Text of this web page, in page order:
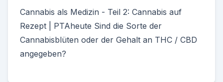
Cannabis als Medizin - Teil 2: Cannabis auf
Rezept | PTAheute Sind die Sorte der
Cannabisblüten oder der Gehalt an THC / CBD
angegeben?